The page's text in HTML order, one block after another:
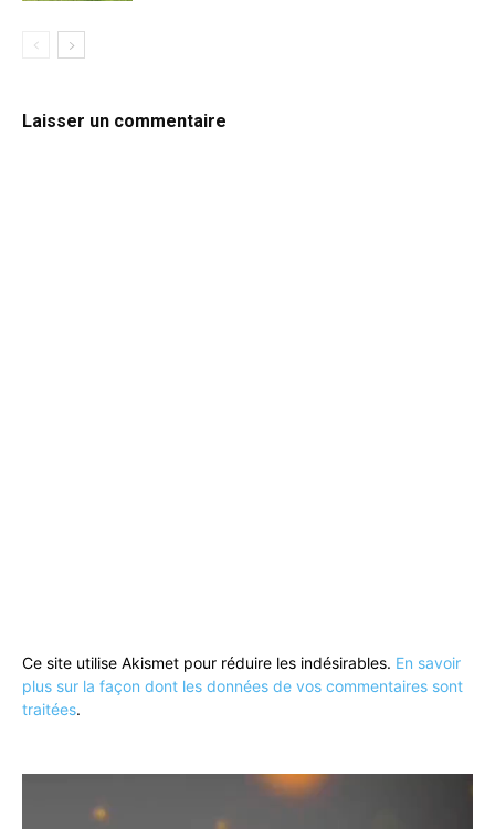
Laisser un commentaire
Ce site utilise Akismet pour réduire les indésirables. En savoir
plus sur la façon dont les données de vos commentaires sont
traitées.